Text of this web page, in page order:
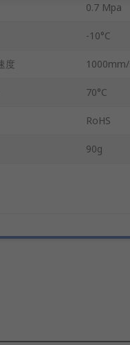
0.7 Mpa
-10°C
度
70°C
RoHS
90g